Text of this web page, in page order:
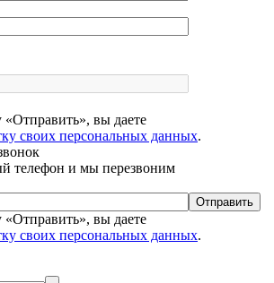
вы даете
своих персональных данных.
телефон и мы перезвоним
Отправить
вы даете
своих персональных данных.